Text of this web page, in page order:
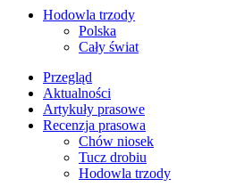
Hodowla trzody
Polska
Cały świat
Przegląd
Aktualności
Artykuły prasowe
Recenzja prasowa
Chów niosek
Tucz drobiu
Hodowla trzody